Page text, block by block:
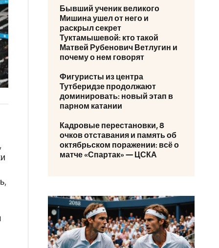
Бывший ученик великого
Мишина ушел от него и
раскрыл секрет
Туктамышевой: кто такой
Матвей Рубенович Ветлугин и
почему о нем говорят
Фигуристы из центра
Тутберидзе продолжают
доминировать: новый этап в
парном катании
Кадровые перестановки, 8
очков отставания и память об
октябрьском поражении: всё о
матче «Спартак» — ЦСКА